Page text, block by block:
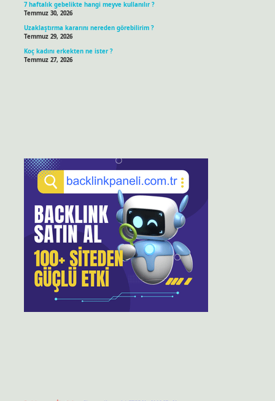
7 haftalık gebelikte hangi meyve kullanılır ?
Temmuz 30, 2026
Uzaklaştırma kararını nereden görebilirim ?
Temmuz 29, 2026
Koç kadını erkekten ne ister ?
Temmuz 27, 2026